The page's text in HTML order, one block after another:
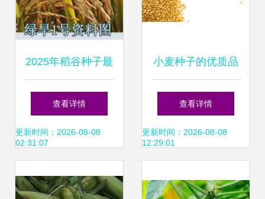
2025年稻谷种子最
新参考 优质品种与
选购指南
查看详情
更新时间：2026-08-08
02:31:07
小麦种子的优质品
鉴与种植管理指南
查看详情
更新时间：2026-08-08
12:29:01